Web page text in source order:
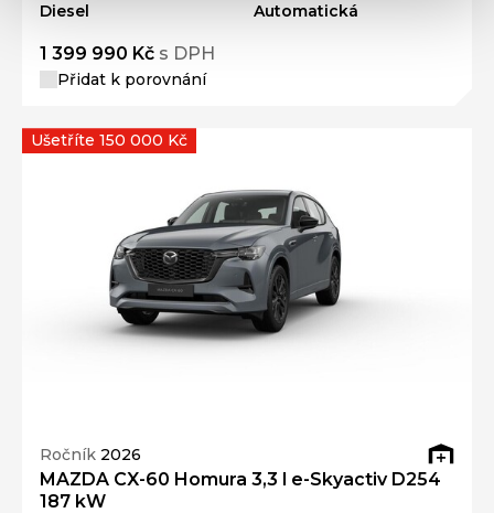
Diesel
Automatická
1 399 990 Kč s DPH
Přidat k porovnání
Ročník 2026
MAZDA CX-60 Homura 3,3 l e-Skyactiv D254
187 kW
Ušetříte 150 000 Kč